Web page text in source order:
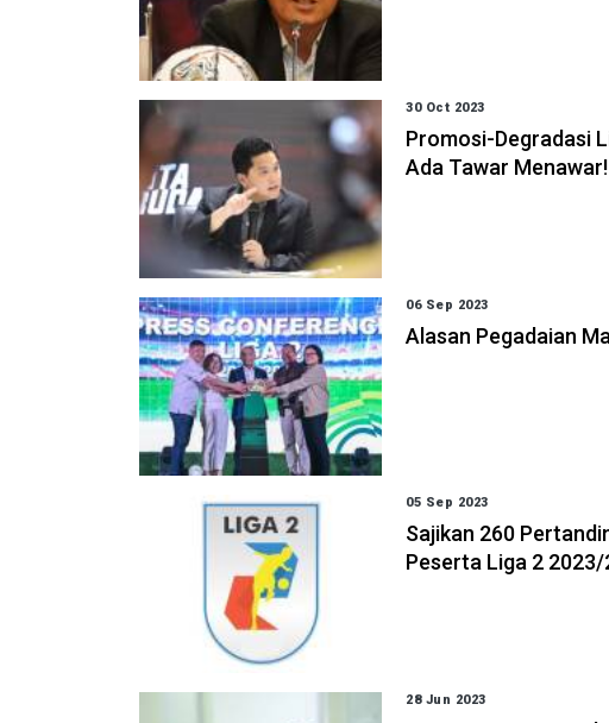
30 Oct 2023
Promosi-Degradasi
Ada Tawar Menawar!
06 Sep 2023
Alasan Pegadaian
05 Sep 2023
Sajikan 260
Peserta Liga 2
28 Jun 2023